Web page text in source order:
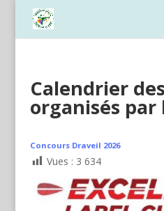
Calendrier
organisés par
Concours Draveil 2026
Vues : 3 634